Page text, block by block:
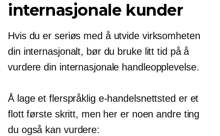
internasjonale kunder
Hvis du er seriøs med å utvide virksomheten
din internasjonalt, bør du bruke litt tid på å
vurdere din internasjonale handleopplevelse.
Å lage et flerspråklig e-handelsnettsted er et
flott første skritt, men her er noen andre ting
du også kan vurdere: